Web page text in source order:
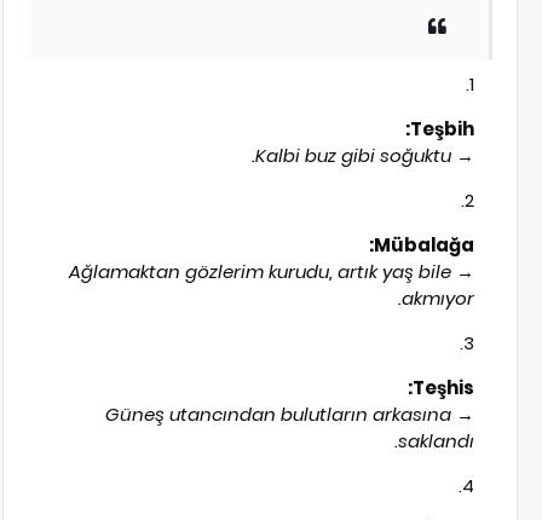
Teşbih:
→
Kalbi buz gibi soğuktu.
Mübalağa:
→
Ağlamaktan gözlerim kurudu, artık yaş bile
akmıyor.
Teşhis:
→
Güneş utancından bulutların arkasına
saklandı.